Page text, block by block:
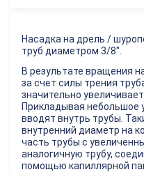
Насадка на дрель /
труб диаметром 3/8".
В результате вращения
за счет силы трения
значительно
Прикладывая небольшое
вводят внутрь трубы.
внутренний диаметр на
часть трубы с
аналогичную трубу,
помощью капиллярной